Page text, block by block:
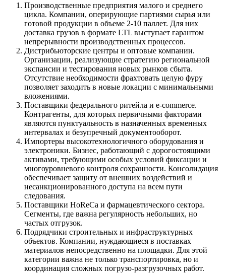
Производственные предприятия малого и среднего
цикла. Компании, оперирующие партиями сырья или
готовой продукции в объеме 2-10 паллет. Для них
доставка грузов в формате LTL выступает гарантом
непрерывности производственных процессов.
Дистрибьюторские центры и оптовые компании.
Организации, реализующие стратегию региональной
экспансии и тестирования новых рынков сбыта.
Отсутствие необходимости фрахтовать целую фуру
позволяет заходить в новые локации с минимальными
вложениями.
Поставщики федерального ритейла и e-commerce.
Контрагенты, для которых первичными факторами
являются пунктуальность в назначенных временных
интервалах и безупречный документооборот.
Импортеры высокотехнологичного оборудования и
электроники. Бизнес, работающий с дорогостоящими
активами, требующими особых условий фиксации и
многоуровневого контроля сохранности. Консолидация
обеспечивает защиту от внешних воздействий и
несанкционированного доступа на всем пути
следования.
Поставщики HoReCa и фармацевтического сектора.
Сегменты, где важна регулярность небольших, но
частых отгрузок.
Подрядчики строительных и инфраструктурных
объектов. Компании, нуждающиеся в поставках
материалов непосредственно на площадки. Для этой
категории важна не только транспортировка, но и
координация сложных погрузо-разгрузочных работ.